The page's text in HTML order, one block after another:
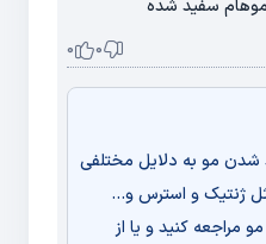
0
0
شدن مو به دلایل مختلفی
ژنتیک و استرس و...
مراجعه کنید و یا از